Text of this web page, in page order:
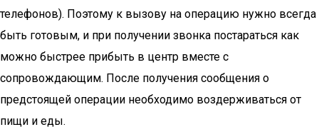
телефонов). Поэтому к вызову на операцию нужно всегда
быть готовым, и при получении звонка постараться как
можно быстрее прибыть в центр вместе с
сопровождающим. После получения сообщения о
предстоящей операции необходимо воздерживаться от
пищи и еды.